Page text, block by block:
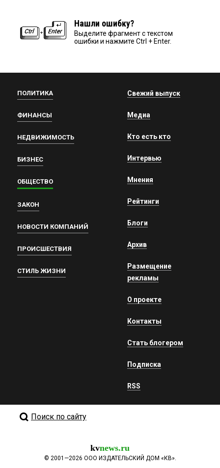
Нашли ошибку?
Выделите фрагмент с текстом
ошибки и нажмите Ctrl + Enter.
ПОЛИТИКА
ФИНАНСЫ
НЕДВИЖИМОСТЬ
БИЗНЕС
ОБЩЕСТВО
ЗАКОН
НОВОСТИ КОМПАНИЙ
ПРОИСШЕСТВИЯ
СТИЛЬ ЖИЗНИ
Свежий выпуск
Медиа
Кто есть кто
Интервью
Мнения
Рейтинги
Блоги
Архив
Размещение
рекламы
О проекте
Контакты
Стать блогером
Подписка
RSS
Поиск по сайту
kvnews.ru
© 2001—2026 ООО ИЗДАТЕЛЬСКИЙ ДОМ «КВ».